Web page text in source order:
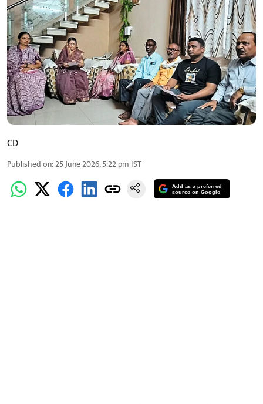
CD
Published on:25 June 2026, 5:22 pm IST
Add as a preferred
source on Google